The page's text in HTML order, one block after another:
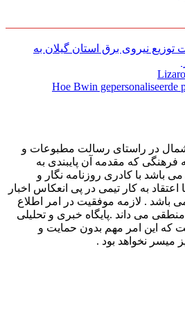
نیروی برق استان گیلان به
Hoe Bwin gepersonaliseerde
شمال در راستای رسالت مطبوعات و
فرهنگی که مقدمه آن پایبندی به
باشد با کادری روزنامه نگار و
به کار تیمی در پی انعکاس اخبار
باشد . لازمه موفقیت در امر اطلاع
می داند .پایگاه خبری و تحلیلی
که این امر مهم بدون حمایت و
میسر نخواهد بود .